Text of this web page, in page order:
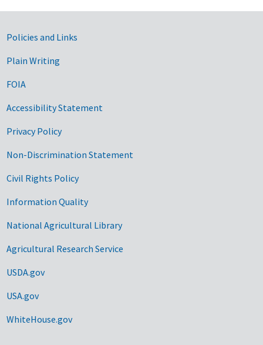
Government Links
Policies and Links
Plain Writing
FOIA
Accessibility Statement
Privacy Policy
Non-Discrimination Statement
Civil Rights Policy
Information Quality
National Agricultural Library
Agricultural Research Service
USDA.gov
USA.gov
WhiteHouse.gov